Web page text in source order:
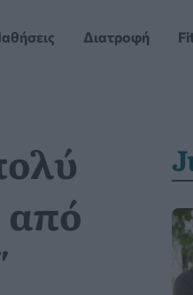
Διατροφή
από